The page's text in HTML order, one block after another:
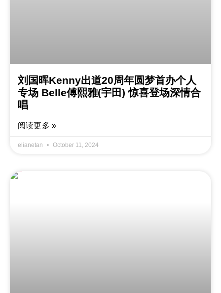
刘国晖Kenny出道20周年圆梦首办个人
专场 Belle傅熙雅(宇田) 惊喜登场深情合
唱
阅读更多 »
elianetan October 11, 2024